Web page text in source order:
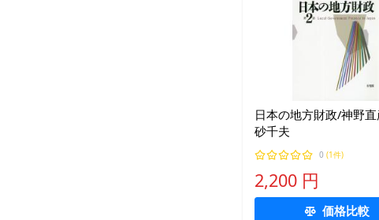
日本の地方財政/神野
砂千夫
0 (1件)
2,200 円
価格比較